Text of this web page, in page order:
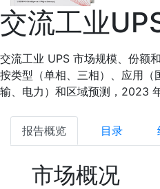
交流工业
交流工业 UPS 市场规模、份额
按类型（单相、三相）、应用（
输、电力）和区域预测，2023
报告概览 目录
市场概况